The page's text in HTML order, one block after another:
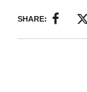
SHARE: